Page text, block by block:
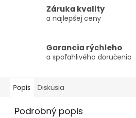
Záruka kvality
a najlepšej ceny
Garancia rýchleho
a spoľahlivého doručenia
Popis Diskusia
Podrobný popis